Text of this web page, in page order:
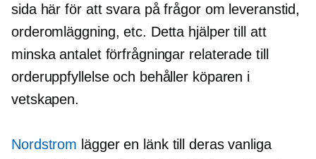
sida här för att svara på frågor om leveranstid,
orderomläggning, etc. Detta hjälper till att
minska antalet förfrågningar relaterade till
orderuppfyllelse och behåller köparen i
vetskapen.
Nordstrom lägger en länk till deras vanliga